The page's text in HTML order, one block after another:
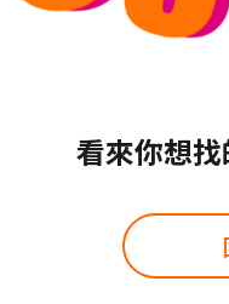
看來你想